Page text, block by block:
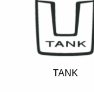
TANK